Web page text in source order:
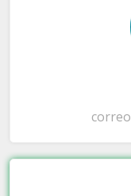
correo